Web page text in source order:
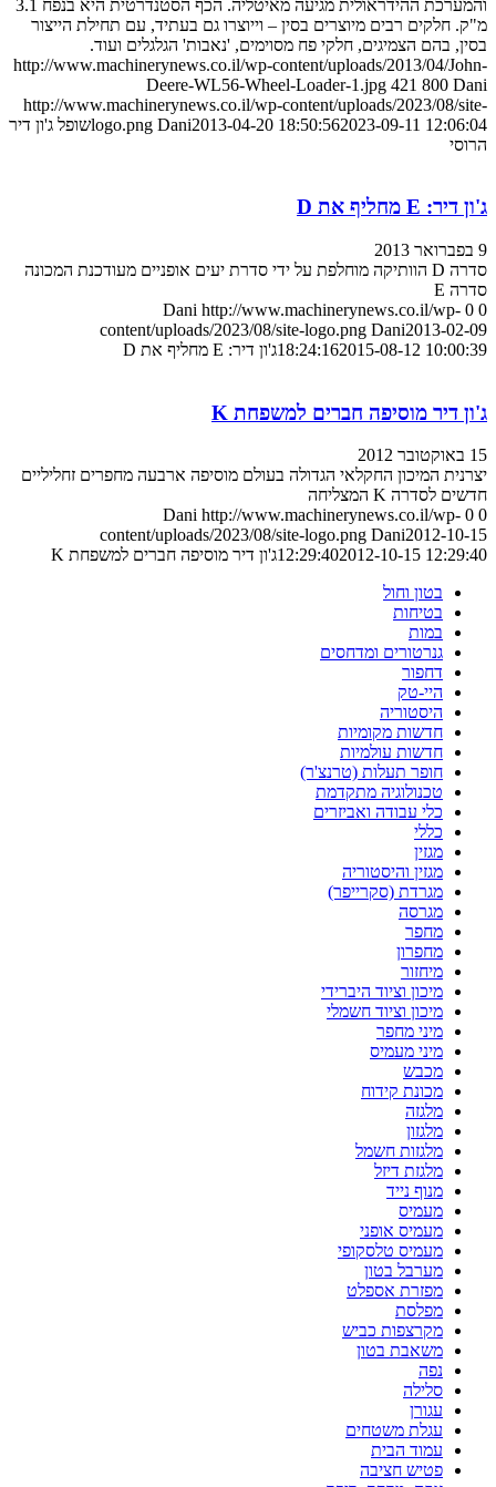
והמערכת ההידראולית מגיעה מאיטליה. הכף הסטנדרטית היא בנפח 3.1
מ"ק. חלקים רבים מיוצרים בסין – וייוצרו גם בעתיד, עם תחילת הייצור
בסין, בהם הצמיגים, חלקי פח מסוימים, 'נאבות' הגלגלים ועוד.
http://www.machinerynews.co.il/wp-content/uploads/2013/04/John-
Deere-WL56-Wheel-Loader-1.jpg 421 800 Dani
http://www.machinerynews.co.il/wp-content/uploads/2023/08/site-
logo.png Dani2013-04-20 18:50:562023-09-11 12:06:04
שופל ג'ון דיר
הרוסי
ג'ון דיר: E מחליף את D
9 בפברואר 2013
סדרה D הוותיקה מוחלפת על ידי סדרת יעים אופניים מעודכנת המכונה
סדרה E
0
0
Dani http://www.machinerynews.co.il/wp-
content/uploads/2023/08/site-logo.png Dani2013-02-09
18:24:162015-08-12 10:00:39 ג'ון דיר: E מחליף את D
ג'ון דיר מוסיפה חברים למשפחת K
15 באוקטובר 2012
יצרנית המיכון החקלאי הגדולה בעולם מוסיפה ארבעה מחפרים זחליליים
חדשים לסדרה K המצליחה
0
0
Dani http://www.machinerynews.co.il/wp-
content/uploads/2023/08/site-logo.png Dani2012-10-15
12:29:402012-10-15 12:29:40
ג'ון דיר מוסיפה חברים למשפחת K
בטון וחול
בטיחות
במות
גנרטורים ומדחסים
דחפור
היי-טק
היסטוריה
חדשות מקומיות
חדשות עולמיות
חופר תעלות (טרנצ'ר)
טכנולוגיה מתקדמת
כלי עבודה ואביזרים
כללי
מגזין
מגזין והיסטוריה
מגרדת (סקרייפר)
מגרסה
מחפר
מחפרון
מיחזור
מיכון וציוד היברידי
מיכון וציוד חשמלי
מיני מחפר
מיני מעמיס
מכבש
מכונת קידוח
מלגזה
מלגזון
מלגזות חשמל
מלגזת דיזל
מנוף נייד
מעמיס
מעמיס אופני
מעמיס טלסקופי
מערבל בטון
מפזרת אספלט
מפלסת
מקרצפות כביש
משאבת בטון
נפה
סלילה
עגורן
עגלת משטחים
עמוד הבית
פטיש חציבה